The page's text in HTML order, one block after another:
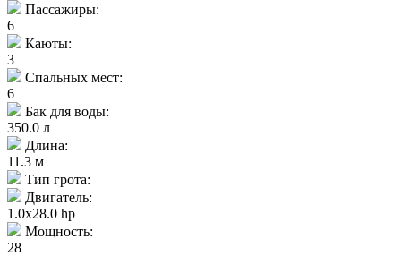
Пассажиры:
6
Каюты:
3
Спальных мест:
6
Бак для воды:
350.0 л
Длина:
11.3 м
Тип грота:
Двигатель:
1.0x28.0 hp
Мощность:
28